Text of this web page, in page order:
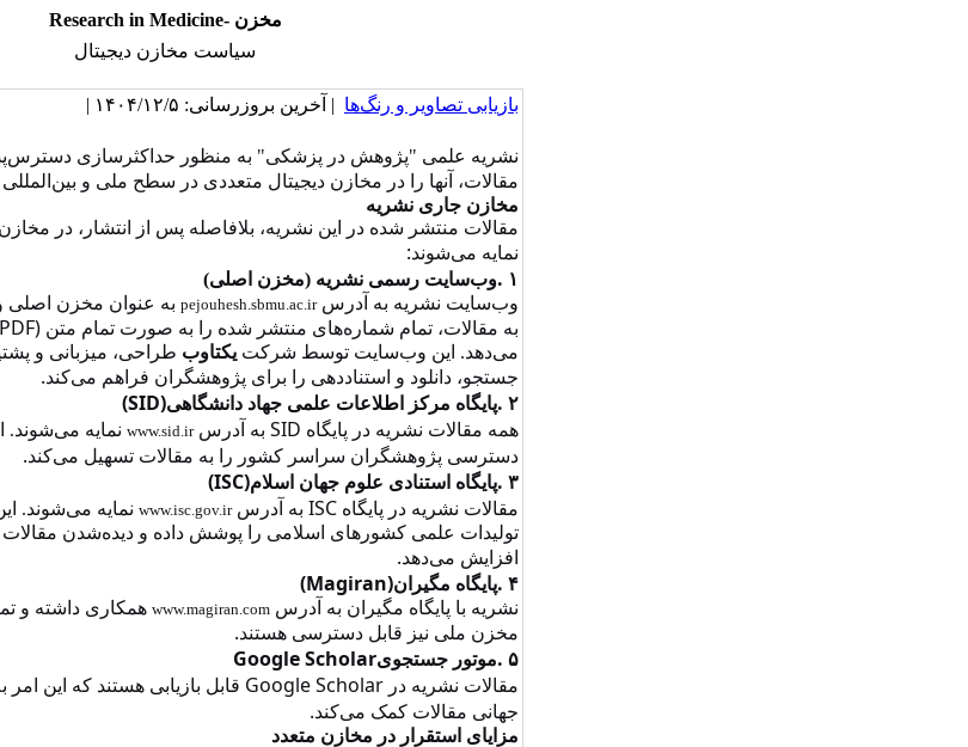
Research in Medicine- مخزن
سیاست مخازن دیجیتال
بازیابی تصاویر و رنگ‌ها | آخرین بروزرسانی: ۱۴۰۴/۱۲/۵ |
نشریه علمی "پژوهش در پزشکی" به منظور حداکثرسازی
مقالات، آنها را در مخازن دیجیتال متعددی در سطح ملی و
مخازن جاری نشریه
مقالات منتشر شده در این نشریه، بلافاصله پس از انتشار، در مخازن
نمایه می‌شوند:
۱ .وب‌سایت رسمی نشریه (مخزن اصلی)
وب‌سایت نشریه به آدرس pejouhesh.sbmu.ac.ir به عنوان مخزن
به مقالات، تمام شماره‌های منتشر شده را به صورت تمام متن
می‌دهد. این وب‌سایت توسط شرکت یکتاوب طراحی، میزبانی و
جستجو، دانلود و استناددهی را برای پژوهشگران فراهم می‌کند.
۲ .پایگاه مرکز اطلاعات علمی جهاد دانشگاهی(SID)
همه مقالات نشریه در پایگاه SID به آدرس www.sid.ir نمایه می‌شوند.
دسترسی پژوهشگران سراسر کشور را به مقالات تسهیل می‌کند.
۳ .پایگاه استنادی علوم جهان اسلام(ISC)
مقالات نشریه در پایگاه ISC به آدرس www.isc.gov.ir نمایه می‌شوند.
تولیدات علمی کشورهای اسلامی را پوشش داده و دیده‌شدن مقالات
افزایش می‌دهد.
۴ .پایگاه مگیران(Magiran)
نشریه با پایگاه مگیران به آدرس www.magiran.com همکاری داشته و
مخزن ملی نیز قابل دسترسی هستند.
۵ .موتور جستجویGoogle Scholar
مقالات نشریه در Google Scholar قابل بازیابی هستند که این
جهانی مقالات کمک می‌کند.
مزایای استقرار در مخازن متعدد